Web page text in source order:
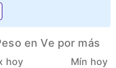
en Ve por más
hoy
Mín hoy